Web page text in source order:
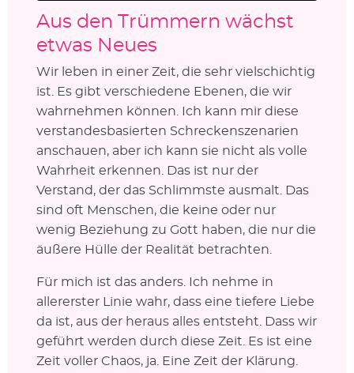
Aus den Trümmern wächst
etwas Neues
Wir leben in einer Zeit, die sehr vielschichtig
ist. Es gibt verschiedene Ebenen, die wir
wahrnehmen können. Ich kann mir diese
verstandesbasierten Schreckenszenarien
anschauen, aber ich kann sie nicht als volle
Wahrheit erkennen. Das ist nur der
Verstand, der das Schlimmste ausmalt. Das
sind oft Menschen, die keine oder nur
wenig Beziehung zu Gott haben, die nur die
äußere Hülle der Realität betrachten.
Für mich ist das anders. Ich nehme in
allererster Linie wahr, dass eine tiefere Liebe
da ist, aus der heraus alles entsteht. Dass wir
geführt werden durch diese Zeit. Es ist eine
Zeit voller Chaos, ja. Eine Zeit der Klärung.